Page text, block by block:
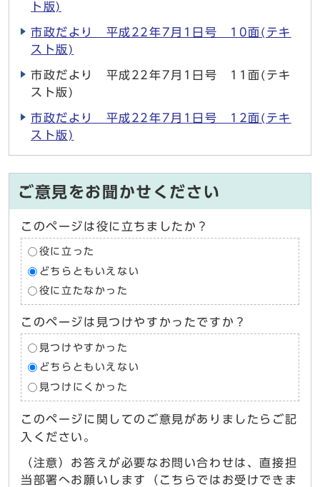
ト版)
市政だより 平成22年7月1日号 10面(テキ
スト版)
市政だより 平成22年7月1日号 11面(テキ
スト版)
市政だより 平成22年7月1日号 12面(テキ
スト版)
ご意見をお聞かせください
このページは役に立ちましたか？
役に立った
どちらともいえない
役に立たなかった
このページは見つけやすかったですか？
見つけやすかった
どちらともいえない
見つけにくかった
このページに関してのご意見がありましたらご記
入ください。
（注意）お答えが必要なお問い合わせは、直接担
当部署へお願いします（こちらではお受けできま